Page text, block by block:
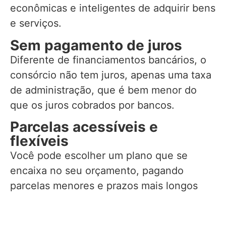
econômicas e inteligentes de adquirir bens
e serviços.
Sem pagamento de juros
Diferente de financiamentos bancários, o
consórcio não tem juros, apenas uma taxa
de administração, que é bem menor do
que os juros cobrados por bancos.
Parcelas acessíveis e
flexíveis
Você pode escolher um plano que se
encaixa no seu orçamento, pagando
parcelas menores e prazos mais longos